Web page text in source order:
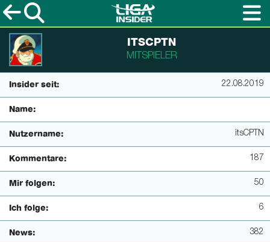
ITSCPTN
MITSPIELER
Insider seit: 22.08.2019
Name:
Nutzername: itsCPTN
Kommentare: 187
Mir folgen: 50
Ich folge: 6
News: 382